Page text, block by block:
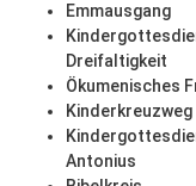
Emmausgang
Dreifaltigkeit
Ökumenisches
Kinderkreuzweg
Antonius